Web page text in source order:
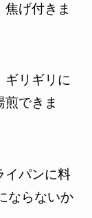
げ付きま
ギリギリに
できま
イパンに料
ならないか